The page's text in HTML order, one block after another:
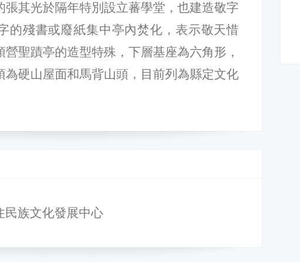
張其光於隔年特別設立蕃學堂，也建造敬字
的殘書或廢紙集中亭內焚化，表示敬天惜
聖蹟亭的造型特殊，下層基座為六角形，
為硬山屋面和馬背山頭，目前列為縣定文化
民族文化發展中心